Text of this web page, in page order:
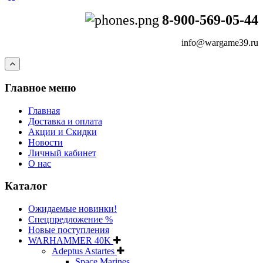
8-900-569-05-44
info@wargame39.ru
Главное меню
Главная
Доставка и оплата
Акции и Скидки
Новости
Личный кабинет
О нас
Каталог
Ожидаемые новинки!
Спецпредложение %
Новые поступления
WARHAMMER 40K
Adeptus Astartes